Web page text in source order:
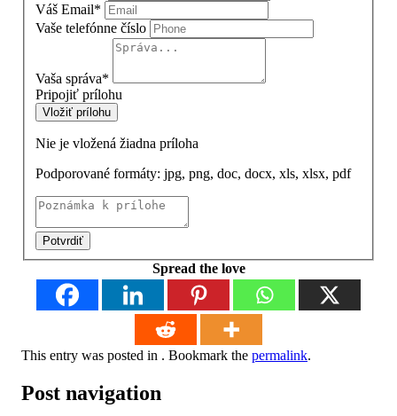
Váš Email*
Vaše telefónne číslo
Vaša správa*
Pripojiť prílohu
Vložiť prílohu
Nie je vložená žiadna príloha
Podporované formáty: jpg, png, doc, docx, xls, xlsx, pdf
Potvrdiť
Spread the love
This entry was posted in . Bookmark the permalink.
Post navigation